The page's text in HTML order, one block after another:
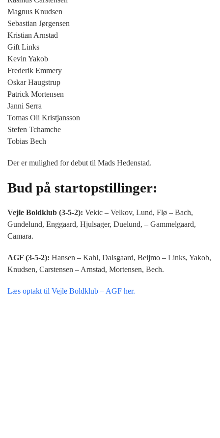
Magnus Knudsen
Sebastian Jørgensen
Kristian Arnstad
Gift Links
Kevin Yakob
Frederik Emmery
Oskar Haugstrup
Patrick Mortensen
Janni Serra
Tomas Oli Kristjansson
Stefen Tchamche
Tobias Bech
Der er mulighed for debut til Mads Hedenstad.
Bud på startopstillinger:
Vejle Boldklub (3-5-2): Vekic – Velkov, Lund, Flø – Bach,
Gundelund, Enggaard, Hjulsager, Duelund, – Gammelgaard,
Camara.
AGF (3-5-2): Hansen – Kahl, Dalsgaard, Beijmo – Links, Yakob,
Knudsen, Carstensen – Arnstad, Mortensen, Bech.
Læs optakt til Vejle Boldklub – AGF her.